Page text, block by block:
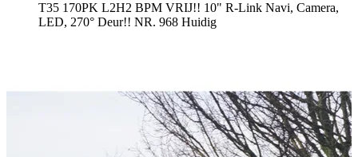
T35 170PK L2H2 BPM VRIJ!! 10" R-Link Navi, Camera,
LED, 270° Deur!! NR. 968 Huidig